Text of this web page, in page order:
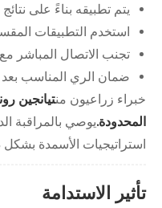
يتم تطبيقه بناءً على
استخدم التطبيقات
تجنب الاتصال المباشر مع
ضمان الري المناسب بعد
خبراء زراعيون منتيانجين
المحدودة.يوصي بالمراقبة
استراتيجيات الأسمدة بشكل
تأثير الاستدامة